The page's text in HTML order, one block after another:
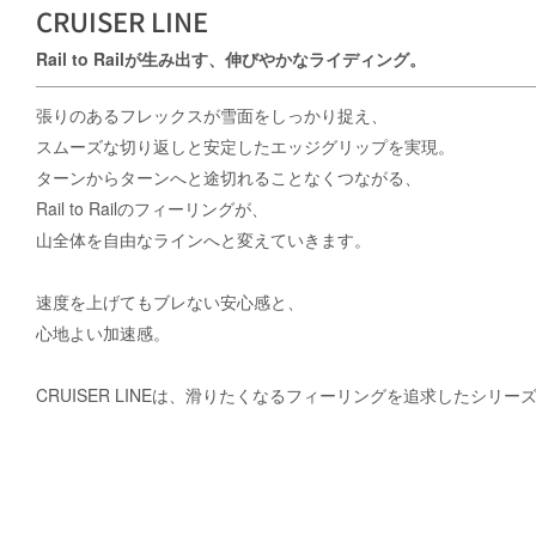
CRUISER LINE
Rail to Railが生み出す、伸びやかなライディング。
張りのあるフレックスが雪面をしっかり捉え、
スムーズな切り返しと安定したエッジグリップを実現。
ターンからターンへと途切れることなくつながる、
Rail to Railのフィーリングが、
山全体を自由なラインへと変えていきます。
速度を上げてもブレない安心感と、
心地よい加速感。
CRUISER LINEは、滑りたくなるフィーリングを追求したシリー